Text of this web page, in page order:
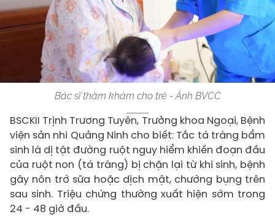
Bác sĩ thăm khám cho trẻ - Ảnh BVCC
BSCKII Trịnh Trương Tuyên, Trưởng khoa Ngoại, Bệnh
viện sản nhi Quảng Ninh cho biết: Tắc tá tràng bẩm
sinh là dị tật đường ruột nguy hiểm khiến đoạn đầu
của ruột non (tá tràng) bị chặn lại từ khi sinh, bệnh
gây nôn trớ sữa hoặc dịch mật, chướng bụng trên
sau sinh. Triệu chứng thường xuất hiện sớm trong
24 - 48 giờ đầu.